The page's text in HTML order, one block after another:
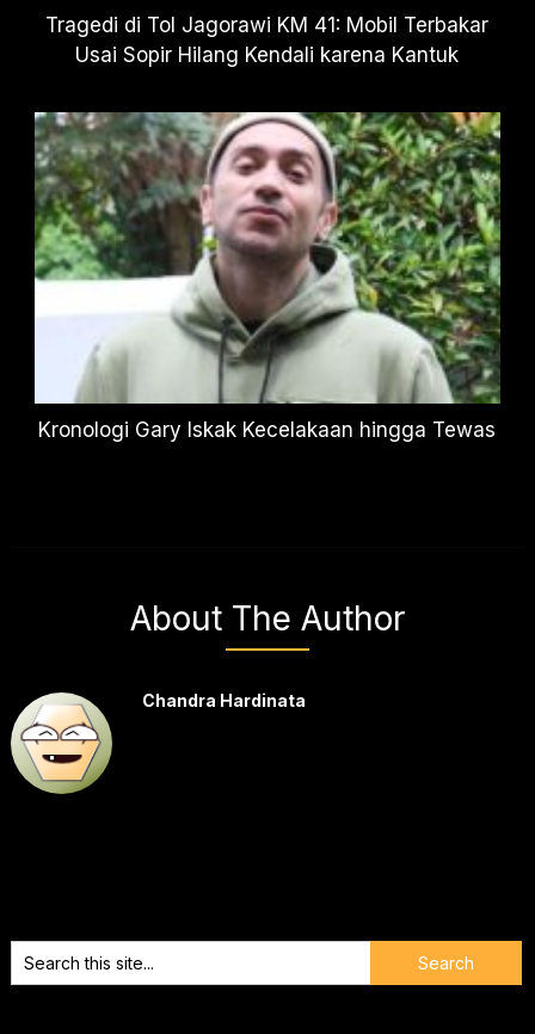
Tragedi di Tol Jagorawi KM 41: Mobil Terbakar
Usai Sopir Hilang Kendali karena Kantuk
Kronologi Gary Iskak Kecelakaan hingga Tewas
About The Author
Chandra Hardinata